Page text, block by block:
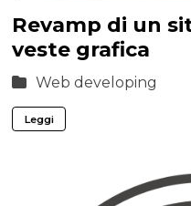
Revamp di un
veste grafica
Web developing
Leggi